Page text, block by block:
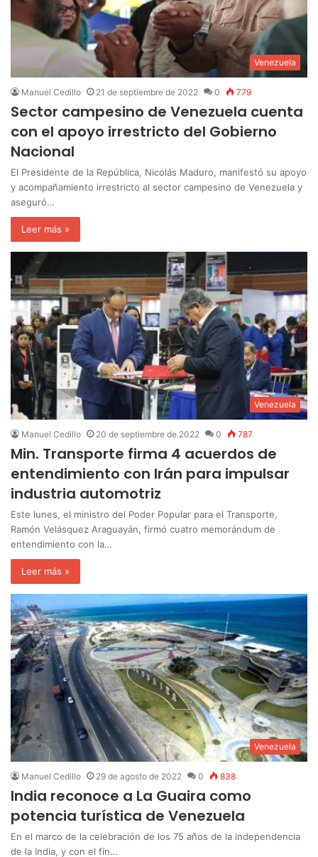
Venezuela
Manuel Cedillo 21 de septiembre de 2022 0 779
Sector campesino de Venezuela cuenta
con el apoyo irrestricto del Gobierno
Nacional
El Presidente de la República, Nicolás Maduro, manifestó su apoyo
y acompañamiento irrestricto al sector campesino de Venezuela y
aseguró…
Leer más »
Venezuela
Manuel Cedillo 20 de septiembre de 2022 0 787
Min. Transporte firma 4 acuerdos de
entendimiento con Irán para impulsar
industria automotriz
Este lunes, el ministro del Poder Popular para el Transporte,
Ramón Velásquez Araguayán, firmó cuatro memorándum de
entendimiento con la…
Leer más »
Venezuela
Manuel Cedillo 29 de agosto de 2022 0 838
India reconoce a La Guaira como
potencia turística de Venezuela
En el marco de la celebración de los 75 años de la independencia
de la India, y con el fin…